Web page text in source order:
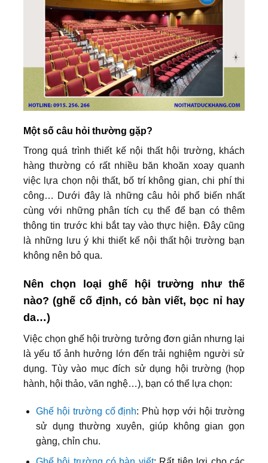
Một số câu hỏi thường gặp?
Trong quá trình thiết kế nội thất hội trường, khách
hàng thường có rất nhiều băn khoăn xoay quanh
việc lựa chọn nội thất, bố trí không gian, chi phí thi
công… Dưới đây là những câu hỏi phổ biến nhất
cùng với những phân tích cụ thể để bạn có thêm
thông tin trước khi bắt tay vào thực hiện. Đây cũng
là những lưu ý khi thiết kế nội thất hội trường bạn
không nên bỏ qua.
Nên chọn loại ghế hội trường như thế
nào? (ghế cố định, có bàn viết, bọc nỉ hay
da…)
Việc chọn ghế hội trường tưởng đơn giản nhưng lại
là yếu tố ảnh hưởng lớn đến trải nghiệm người sử
dụng. Tùy vào mục đích sử dụng hội trường (họp
hành, hội thảo, văn nghệ…), bạn có thể lựa chọn:
Ghế hội trường cố định: Phù hợp với hội trường
sử dụng thường xuyên, giúp không gian gọn
gàng, chỉn chu.